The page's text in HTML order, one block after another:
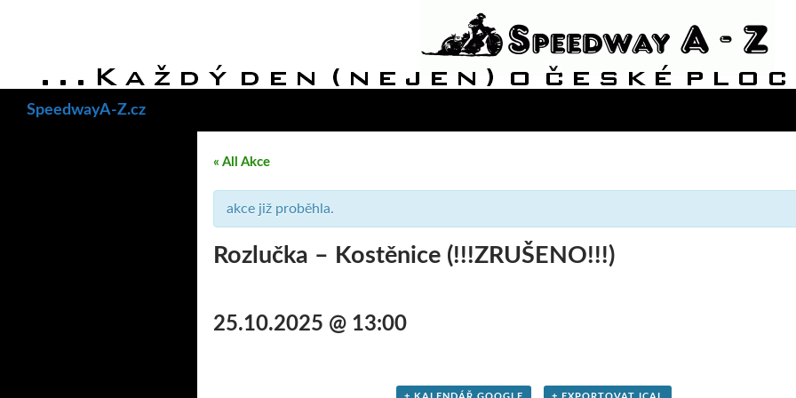
SpeedwayA-Z.cz
« All Akce
akce již proběhla.
Rozlučka – Kostěnice (!!!ZRUŠENO!!!)
25.10.2025 @ 13:00